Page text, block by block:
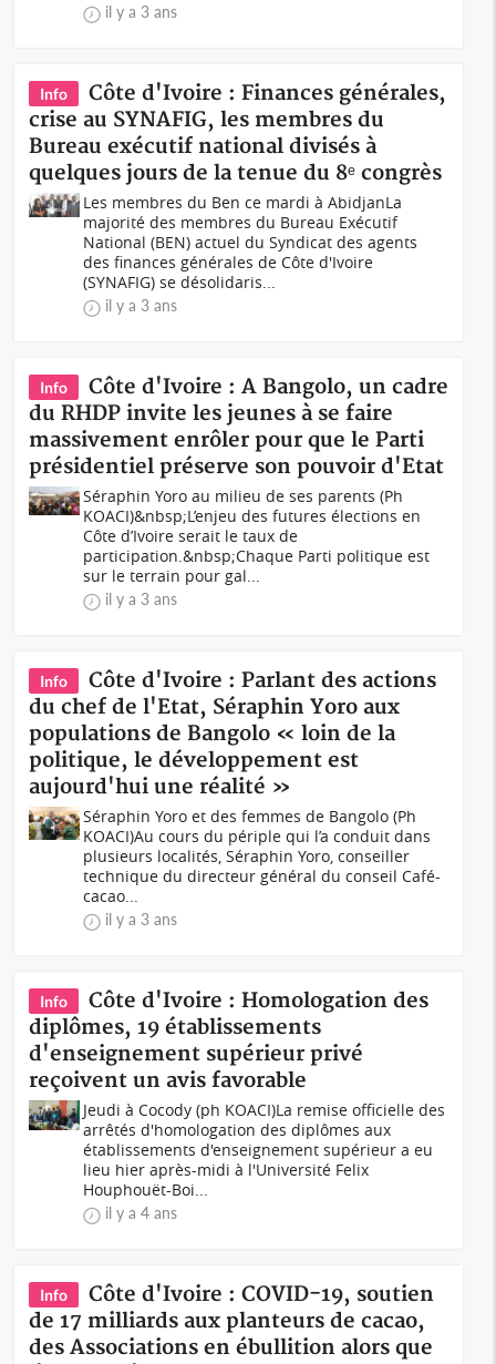
il y a 3 ans
Info
Côte d'Ivoire : Finances générales,
crise au SYNAFIG, les membres du
Bureau exécutif national divisés à
quelques jours de la tenue du 8ᵉ congrès
Les membres du Ben ce mardi à Abidjan La
majorité des membres du Bureau Exécutif
National (BEN) actuel du Syndicat des agents
des finances générales de Côte d'Ivoire
(SYNAFIG) se désolidaris...
il y a 3 ans
Info
Côte d'Ivoire : A Bangolo, un cadre
du RHDP invite les jeunes à se faire
massivement enrôler pour que le Parti
présidentiel préserve son pouvoir d'Etat
Séraphin Yoro au milieu de ses parents (Ph
KOACI)&nbsp;L’enjeu des futures élections en
Côte d’Ivoire serait le taux de
participation.&nbsp;Chaque Parti politique est
sur le terrain pour gal...
il y a 3 ans
Info
Côte d'Ivoire : Parlant des actions
du chef de l'Etat, Séraphin Yoro aux
populations de Bangolo « loin de la
politique, le développement est
aujourd'hui une réalité »
Séraphin Yoro et des femmes de Bangolo (Ph
KOACI)Au cours du périple qui l’a conduit dans
plusieurs localités, Séraphin Yoro, conseiller
technique du directeur général du conseil Café-
cacao...
il y a 3 ans
Info
Côte d'Ivoire : Homologation des
diplômes, 19 établissements
d'enseignement supérieur privé
reçoivent un avis favorable
Jeudi à Cocody (ph KOACI)La remise officielle des
arrêtés d'homologation des diplômes aux
établissements d'enseignement supérieur a eu
lieu hier après-midi à l'Université Felix
Houphouët-Boi...
il y a 4 ans
Info
Côte d'Ivoire : COVID-19, soutien
de 17 milliards aux planteurs de cacao,
des Associations en ébullition alors que